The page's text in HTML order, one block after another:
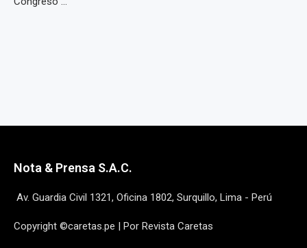
Nota & Prensa S.A.C.
Av. Guardia Civil 1321, Oficina 1802, Surquillo, Lima - Perú
Copyright ©caretas.pe | Por Revista Caretas